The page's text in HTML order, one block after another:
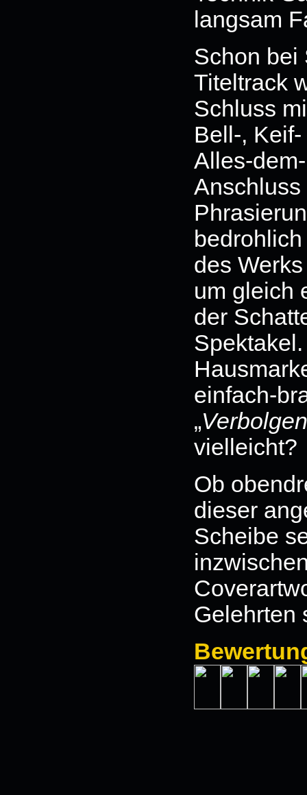
langsam
Schon bei
Titeltrack
Schluss
Bell-,
Alles-
des
um gleich
der
einfach-
„Verbolgen
vielleicht?
Ob
dieser
Scheibe
Gelehrten